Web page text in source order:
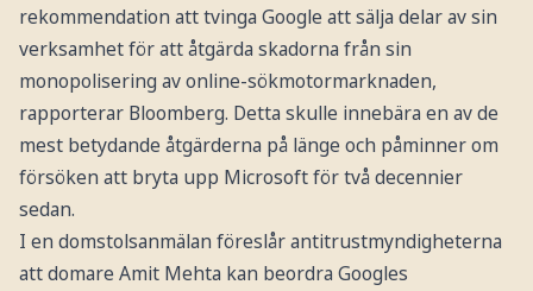
rekommendation att tvinga Google att sälja delar av sin
verksamhet för att åtgärda skadorna från sin
monopolisering av online-sökmotormarknaden,
rapporterar Bloomberg. Detta skulle innebära en av de
mest betydande åtgärderna på länge och påminner om
försöken att bryta upp Microsoft för två decennier
sedan.
I en domstolsanmälan föreslår antitrustmyndigheterna
att domare Amit Mehta kan beordra Googles